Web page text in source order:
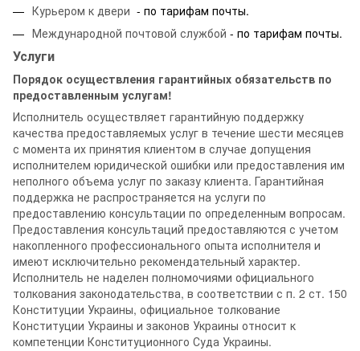
Курьером к двери - по тарифам почты.
Международной почтовой службой - по тарифам почты.
Услуги
Порядок осуществления гарантийных обязательств по
предоставленным услугам!
Исполнитель осуществляет гарантийную поддержку
качества предоставляемых услуг в течение шести месяцев
с момента их принятия клиентом в случае допущения
исполнителем юридической ошибки или предоставления им
неполного объема услуг по заказу клиента. Гарантийная
поддержка не распространяется на услуги по
предоставлению консультации по определенным вопросам.
Предоставления консультаций предоставляются с учетом
накопленного профессионального опыта исполнителя и
имеют исключительно рекомендательный характер.
Исполнитель не наделен полномочиями официального
толкования законодательства, в соответствии с п. 2 ст. 150
Конституции Украины, официальное толкование
Конституции Украины и законов Украины относит к
компетенции Конституционного Суда Украины.